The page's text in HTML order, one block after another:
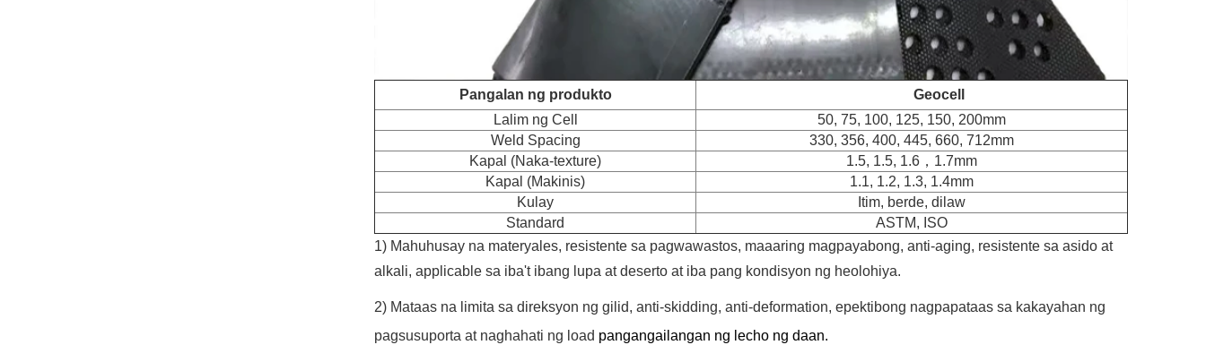
Pangalan ng produkto
Geocell
Lalim ng Cell
50, 75, 100, 125, 150, 200mm
Weld Spacing
330, 356, 400, 445, 660, 712mm
Kapal (Naka-texture)
1.5, 1.5, 1.6，1.7mm
Kapal (Makinis)
1.1, 1.2, 1.3, 1.4mm
Kulay
Itim, berde, dilaw
Standard
ASTM, ISO
1) Mahuhusay na materyales, resistente sa pagwawastos, maaaring magpayabong, anti-aging, resistente sa asido at
alkali, applicable sa iba't ibang lupa at deserto at iba pang kondisyon ng heolohiya.
2) Mataas na limita sa direksyon ng gilid, anti-skidding, anti-deformation, epektibong nagpapataas sa kakayahan ng
pagsusuporta at naghahati ng load pangangailangan ng lecho ng daan.